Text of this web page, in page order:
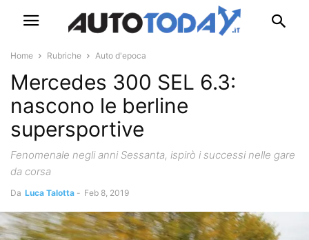
Home Rubriche Auto d'epoca
Mercedes 300 SEL 6.3:
nascono le berline
supersportive
Fenomenale negli anni Sessanta, ispirò i successi nelle gare
da corsa
Da Luca Talotta - Feb 8, 2019